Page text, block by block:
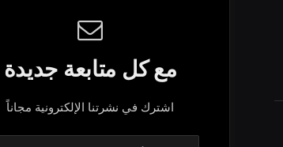
مع كل متابعة جديدة
اشترك في نشرتنا الإلكترونية مجاناً